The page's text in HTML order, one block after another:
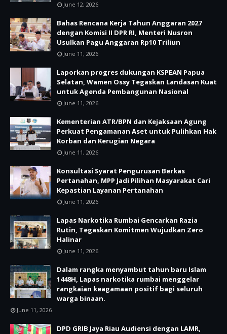
June 12, 2026
Bahas Rencana Kerja Tahun Anggaran 2027
dengan Komisi II DPR RI, Menteri Nusron
Usulkan Pagu Anggaran Rp10 Triliun
June 11, 2026
Laporkan progres dukungan KSPEAN Papua
Selatan, Wamen Ossy Tegaskan Landasan Kuat
untuk Agenda Pembangunan Nasional
June 11, 2026
Kementerian ATR/BPN dan Kejaksaan Agung
Perkuat Pengamanan Aset untuk Pulihkan Hak
Korban dan Kerugian Negara
June 11, 2026
Konsultasi Syarat Pengurusan Berkas
Pertanahan, MPP Jadi Pilihan Masyarakat Cari
Kepastian Layanan Pertanahan
June 11, 2026
Lapas Narkotika Rumbai Gencarkan Razia
Rutin, Tegaskan Komitmen Wujudkan Zero
Halinar
June 11, 2026
Dalam rangka menyambut tahun baru Islam
1448H, Lapas narkotika rumbai menggelar
rangkaian keagamaan positif bagi seluruh
warga binaan.
June 11, 2026
DPD GRIB Jaya Riau Audiensi dengan LAMR,